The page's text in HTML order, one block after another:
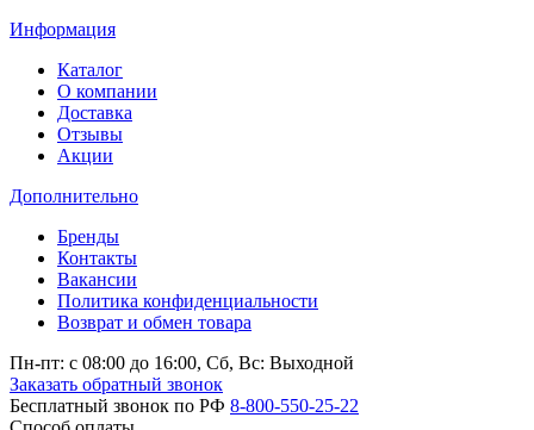
Информация
Каталог
О компании
Доставка
Отзывы
Акции
Дополнительно
Бренды
Контакты
Вакансии
Политика конфиденциальности
Возврат и обмен товара
Пн-пт: c 08:00 до 16:00, Сб, Вс: Выходной
Заказать обратный звонок
Бесплатный звонок по РФ 8-800-550-25-22